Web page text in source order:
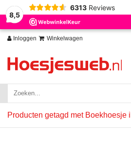
8,5
6313 Reviews
Inloggen Winkelwagen
Producten getagd met Boekhoesje
Wij slaan cookies op om onze website te
Nee